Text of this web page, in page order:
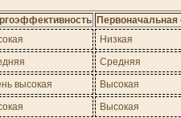
Первоначальная
Низкая
Средняя
высокая
Высокая
Высокая